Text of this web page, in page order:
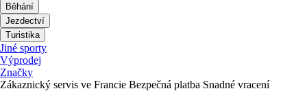
Běhání
Jezdectví
Turistika
Jiné sporty
Výprodej
Značky
Zákaznický servis ve Francie Bezpečná platba Snadné vracení